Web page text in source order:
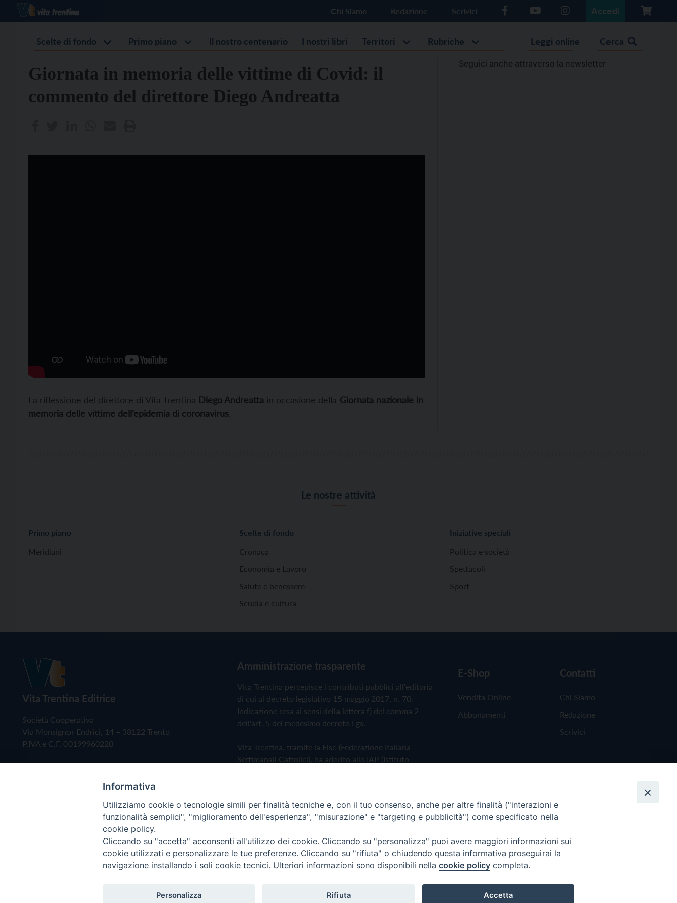
Chi Siamo Redazione Scrivici Accedi
Scelte di fondo Primo piano Il nostro centenario I nostri libri Territori Rubriche Leggi online Cerca
Giornata in memoria delle vittime di Covid: il
commento del direttore Diego Andreatta
La riflessione del direttore di Vita Trentina Diego Andreatta in occasione della Giornata nazionale in
memoria delle vittime dell’epidemia di coronavirus.
Seguici anche attraverso la newsletter
Le nostre attività
Primo piano
Meridiani
Scelte di fondo
Cronaca
Economia e Lavoro
Salute e benessere
Scuola e cultura
Iniziative speciali
Politica e società
Spettacoli
Sport
Vita Trentina Editrice
Società Cooperativa
Via Monsignor Endrici, 14 – 38122 Trento
P.IVA e C.F. 00199960220
Amministrazione trasparente
Vita Trentina percepisce i contributi pubblici all'editoria
di cui al decreto legislativo 15 maggio 2017, n. 70.
Indicazione resa ai sensi della lettera f) del comma 2
dell'art. 5 del medesimo decreto Lgs.
Vita Trentina, tramite la Fisc (Federazione Italiana
Settimanali Cattolici), ha aderito allo IAP (Istituto
Privacy Policy Cookie Policy
E-Shop
Vendita Online
Abbonamenti
Contatti
Chi Siamo
Redazione
Scrivici
Copyright © 2019 - Tutti i diritti riservati - Vita Trentina Editrice
Informativa
Utilizziamo cookie o tecnologie simili per finalità tecniche e, con il tuo consenso, anche per altre finalità ("interazioni e
funzionalità semplici", "miglioramento dell'esperienza", "misurazione" e "targeting e pubblicità") come specificato nella
cookie policy.
Cliccando su "accetta" acconsenti all'utilizzo dei cookie. Cliccando su "personalizza" puoi avere maggiori informazioni sui
cookie utilizzati e personalizzare le tue preferenze. Cliccando su "rifiuta" o chiudendo questa informativa proseguirai la
navigazione installando i soli cookie tecnici. Ulteriori informazioni sono disponibili nella cookie policy completa.
Personalizza Rifiuta Accetta